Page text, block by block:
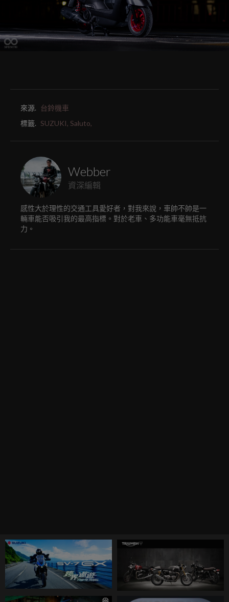
來源.
台鈴機車
標籤. SUZUKI, Saluto,
Webber
資深編輯
感性大於理性的交通工具愛好者，對我來說，車帥不帥是一
輛車能否吸引我的最高指標。對於老車、多功能車毫無抵抗
力。